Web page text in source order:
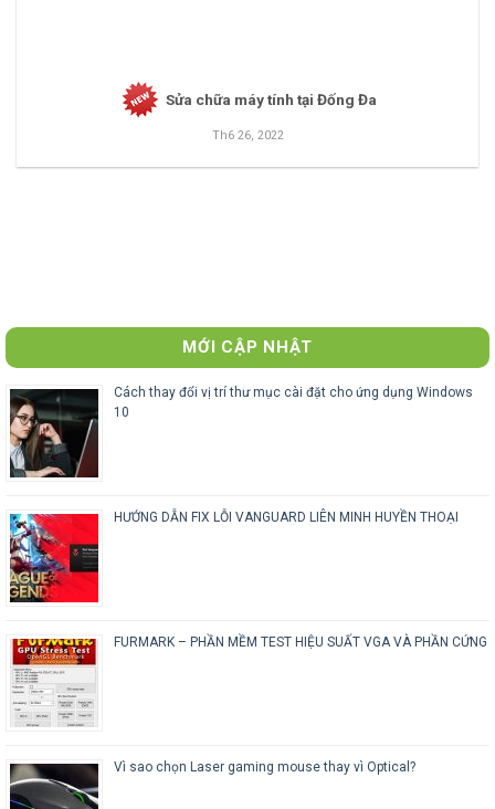
Sửa chữa máy tính tại Đống Đa
Th6 26, 2022
MỚI CẬP NHẬT
Cách thay đổi vị trí thư mục cài đặt cho ứng dụng Windows
10
HƯỚNG DẪN FIX LỖI VANGUARD LIÊN MINH HUYỀN THOẠI
FURMARK – PHẦN MỀM TEST HIỆU SUẤT VGA VÀ PHẦN CỨNG
Vì sao chọn Laser gaming mouse thay vì Optical?